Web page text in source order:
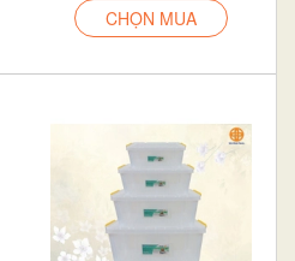
CHỌN MUA